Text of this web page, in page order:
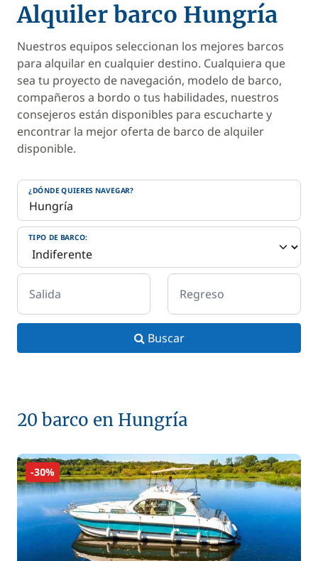
Alquiler barco Hungría
Nuestros equipos seleccionan los mejores barcos
para alquilar en cualquier destino. Cualquiera que
sea tu proyecto de navegación, modelo de barco,
compañeros a bordo o tus habilidades, nuestros
consejeros están disponibles para escucharte y
encontrar la mejor oferta de barco de alquiler
disponible.
¿DÓNDE QUIERES NAVEGAR?
TIPO DE BARCO:
Salida Regreso
Buscar
20 barco en Hungría
-30%